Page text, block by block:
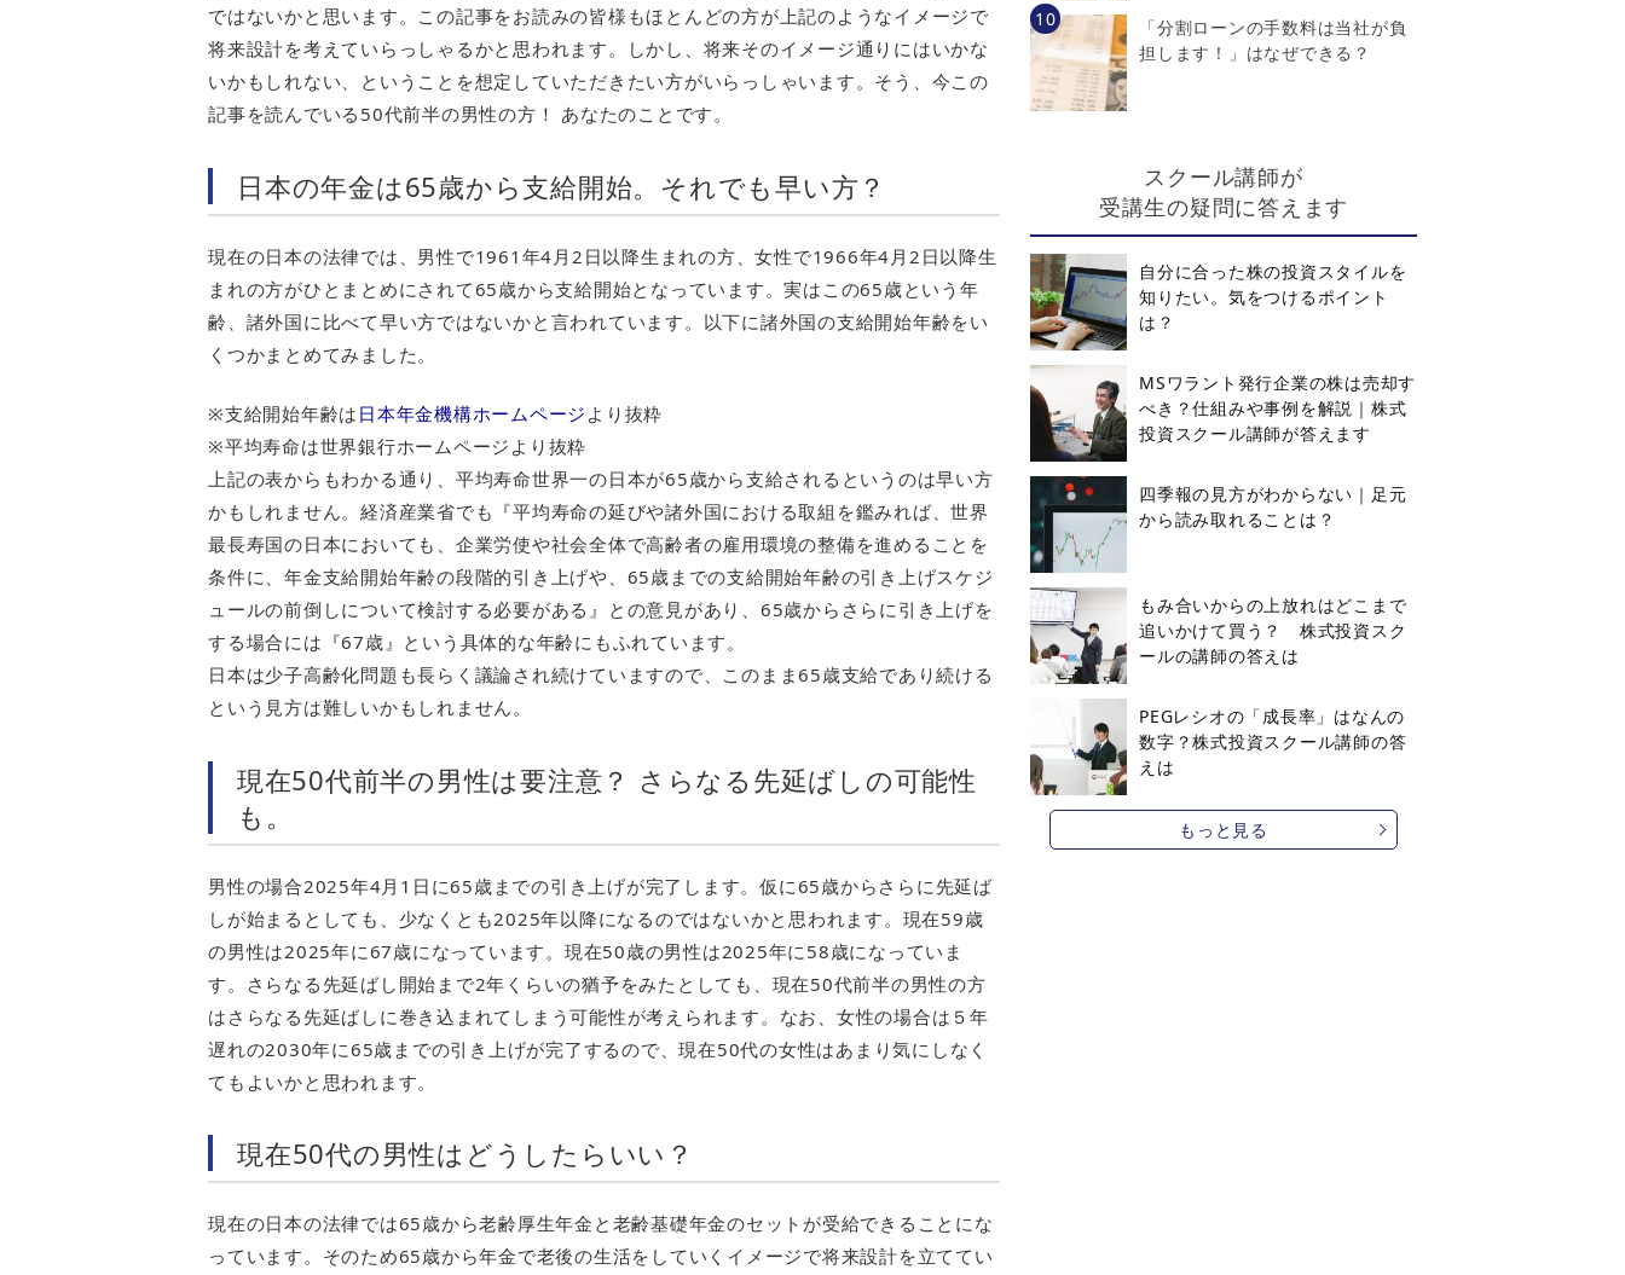
ではないかと思います。この記事をお読みの皆様もほとんどの方が上記のようなイメージで
将来設計を考えていらっしゃるかと思われます。しかし、将来そのイメージ通りにはいかな
いかもしれない、ということを想定していただきたい方がいらっしゃいます。そう、今この
記事を読んでいる50代前半の男性の方！ あなたのことです。
日本の年金は65歳から支給開始。それでも早い方？
現在の日本の法律では、男性で1961年4月2日以降生まれの方、女性で1966年4月2日以降生
まれの方がひとまとめにされて65歳から支給開始となっています。実はこの65歳という年
齢、諸外国に比べて早い方ではないかと言われています。以下に諸外国の支給開始年齢をい
くつかまとめてみました。
※支給開始年齢は 日本年金機構ホームページ より抜粋
※平均寿命は世界銀行ホームページより抜粋
上記の表からもわかる通り、平均寿命世界一の日本が65歳から支給されるというのは早い方
かもしれません。経済産業省でも『平均寿命の延びや諸外国における取組を鑑みれば、世界
最長寿国の日本においても、企業労使や社会全体で高齢者の雇用環境の整備を進めることを
条件に、年金支給開始年齢の段階的引き上げや、65歳までの支給開始年齢の引き上げスケジ
ュールの前倒しについて検討する必要がある』との意見があり、65歳からさらに引き上げを
する場合には『67歳』という具体的な年齢にもふれています。
日本は少子高齢化問題も長らく議論され続けていますので、このまま65歳支給であり続ける
という見方は難しいかもしれません。
現在50代前半の男性は要注意？ さらなる先延ばしの可能性
も。
男性の場合2025年4月1日に65歳までの引き上げが完了します。仮に65歳からさらに先延ば
しが始まるとしても、少なくとも2025年以降になるのではないかと思われます。現在59歳
の男性は2025年に67歳になっています。現在50歳の男性は2025年に58歳になっていま
す。さらなる先延ばし開始まで2年くらいの猶予をみたとしても、現在50代前半の男性の方
はさらなる先延ばしに巻き込まれてしまう可能性が考えられます。なお、女性の場合は５年
遅れの2030年に65歳までの引き上げが完了するので、現在50代の女性はあまり気にしなく
てもよいかと思われます。
現在50代の男性はどうしたらいい？
現在の日本の法律では65歳から老齢厚生年金と老齢基礎年金のセットが受給できることにな
っています。そのため65歳から年金で老後の生活をしていくイメージで将来設計を立ててい
「分割ローンの手数料は当社が負
担します！」はなぜできる？
スクール講師が
受講生の疑問に答えます
自分に合った株の投資スタイルを
知りたい。気をつけるポイント
は？
MSワラント発行企業の株は売却す
べき？仕組みや事例を解説｜株式
投資スクール講師が答えます
四季報の見方がわからない｜足元
から読み取れることは？
もみ合いからの上放れはどこまで
追いかけて買う？ 株式投資スク
ールの講師の答えは
PEGレシオの「成長率」はなんの
数字？株式投資スクール講師の答
えは
もっと見る